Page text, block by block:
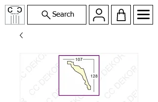
Search